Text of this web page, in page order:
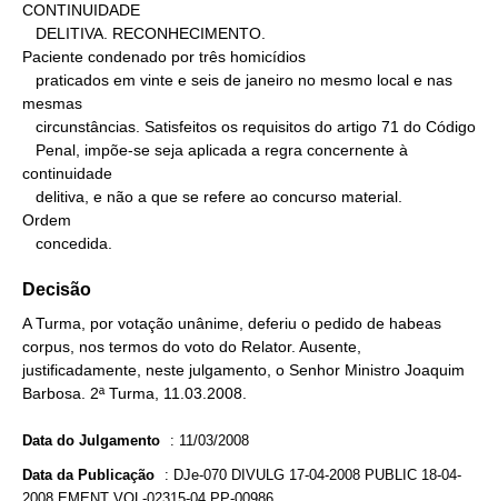
CONTINUIDADE
Paciente condenado por três homicídios
mesmas
continuidade
Ordem
   concedida.
Decisão
A Turma, por votação unânime, deferiu o pedido de habeas
corpus, nos termos do voto do Relator. Ausente,
justificadamente, neste julgamento, o Senhor Ministro Joaquim
Barbosa. 2ª Turma, 11.03.2008.
Data do Julgamento : 11/03/2008
Data da Publicação : DJe-070 DIVULG 17-04-2008 PUBLIC 18-04-